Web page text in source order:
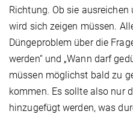
Richtung. Ob sie
wird sich zeigen müssen.
Düngeproblem über die
werden“ und „Wann darf
müssen möglichst bald zu
kommen. Es sollte also nur
hinzugefügt werden, was